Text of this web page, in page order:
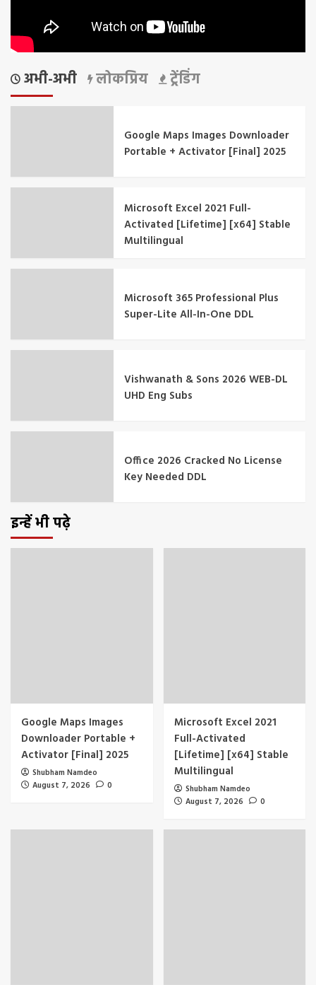
अभी-अभी लोकप्रिय ट्रेंडिंग
Google Maps Images Downloader
Portable + Activator [Final] 2025
Microsoft Excel 2021 Full-
Activated [Lifetime] [x64] Stable
Multilingual
Microsoft 365 Professional Plus
Super-Lite All-In-One DDL
Vishwanath & Sons 2026 WEB-DL
UHD Eng Subs
Office 2026 Cracked No License
Key Needed DDL
इन्हें भी पढ़े
Google Maps Images
Downloader Portable +
Activator [Final] 2025
Shubham Namdeo
August 7, 2026
0
Microsoft Excel 2021
Full-Activated
[Lifetime] [x64] Stable
Multilingual
Shubham Namdeo
August 7, 2026
0